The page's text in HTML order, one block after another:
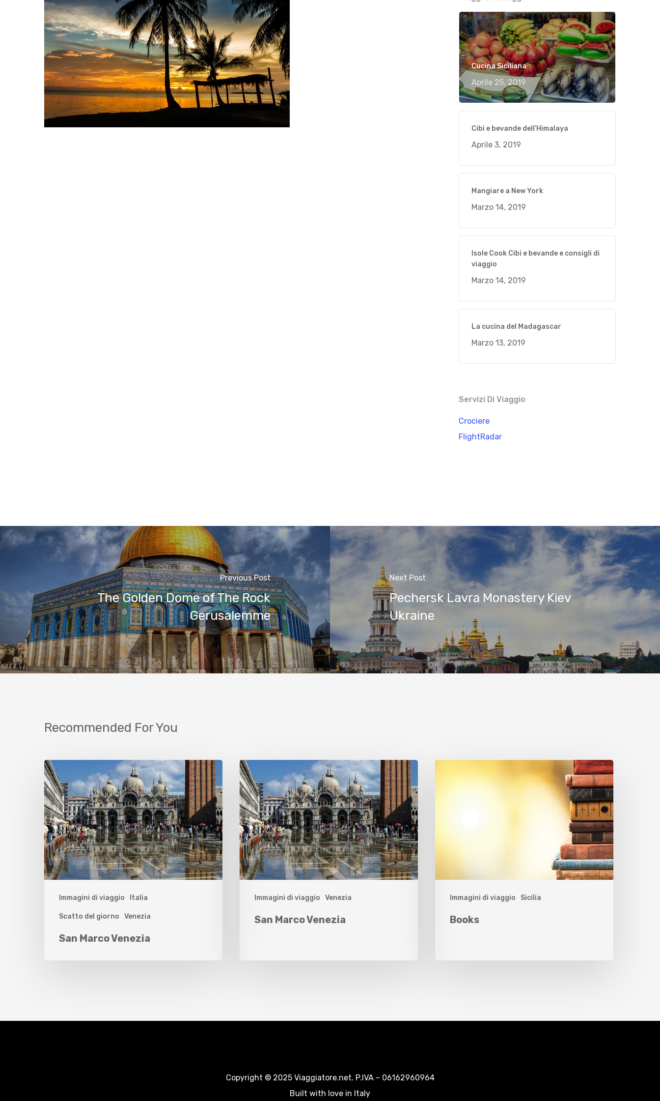
Hit enter to search or ESC to close
Cucina Siciliana
Aprile 25, 2019
Cibi e bevande dell’Himalaya
Aprile 3, 2019
Mangiare a New York
Marzo 14, 2019
Isole Cook Cibi e bevande e consigli di
viaggio
Marzo 14, 2019
La cucina del Madagascar
Marzo 13, 2019
Servizi Di Viaggio
Crociere
FlightRadar
Previous Post
The Golden Dome of The Rock
Gerusalemme
Next Post
Pechersk Lavra Monastery Kiev
Ukraine
Recommended For You
Immagini di viaggio Italia
Scatto del giorno Venezia
San Marco Venezia
Immagini di viaggio Venezia
San Marco Venezia
Immagini di viaggio Sicilia
Books
Copyright © 2025 Viaggiatore.net. P.IVA – 06162960964
Built with love in Italy